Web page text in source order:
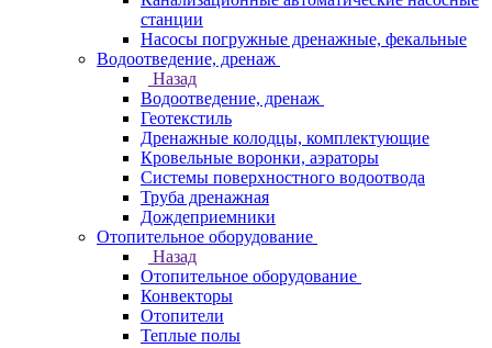
станции
Насосы погружные дренажные, фекальные
Водоотведение, дренаж
Назад
Водоотведение, дренаж
Геотекстиль
Дренажные колодцы, комплектующие
Кровельные воронки, аэраторы
Системы поверхностного водоотвода
Труба дренажная
Дождеприемники
Отопительное оборудование
Назад
Отопительное оборудование
Конвекторы
Отопители
Теплые полы